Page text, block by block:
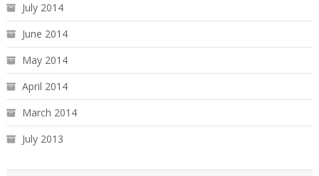
July 2014
June 2014
May 2014
April 2014
March 2014
July 2013